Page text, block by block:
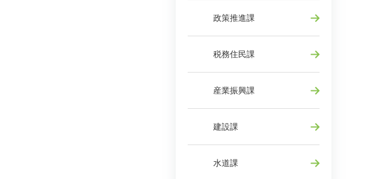
政策推進課
税務住民課
産業振興課
建設課
水道課